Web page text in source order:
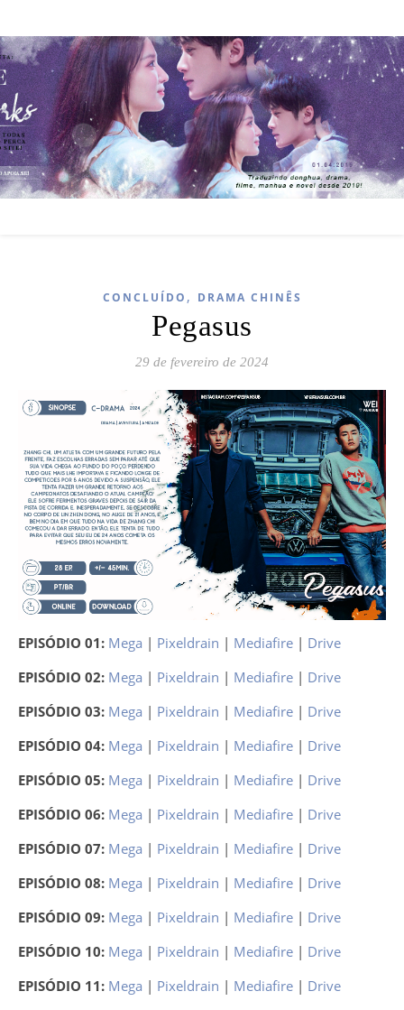
CONCLUÍDO , DRAMA CHINÊS
Pegasus
29 de fevereiro de 2024
EPISÓDIO 01: Mega | Pixeldrain | Mediafire | Drive
EPISÓDIO 02: Mega | Pixeldrain | Mediafire | Drive
EPISÓDIO 03: Mega | Pixeldrain | Mediafire | Drive
EPISÓDIO 04: Mega | Pixeldrain | Mediafire | Drive
EPISÓDIO 05: Mega | Pixeldrain | Mediafire | Drive
EPISÓDIO 06: Mega | Pixeldrain | Mediafire | Drive
EPISÓDIO 07: Mega | Pixeldrain | Mediafire | Drive
EPISÓDIO 08: Mega | Pixeldrain | Mediafire | Drive
EPISÓDIO 09: Mega | Pixeldrain | Mediafire | Drive
EPISÓDIO 10: Mega | Pixeldrain | Mediafire | Drive
EPISÓDIO 11: Mega | Pixeldrain | Mediafire | Drive